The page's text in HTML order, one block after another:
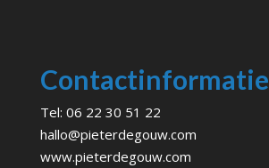
Contactinformatie
Tel: 06 22 30 51 22
hallo@pieterdegouw.com
www.pieterdegouw.com